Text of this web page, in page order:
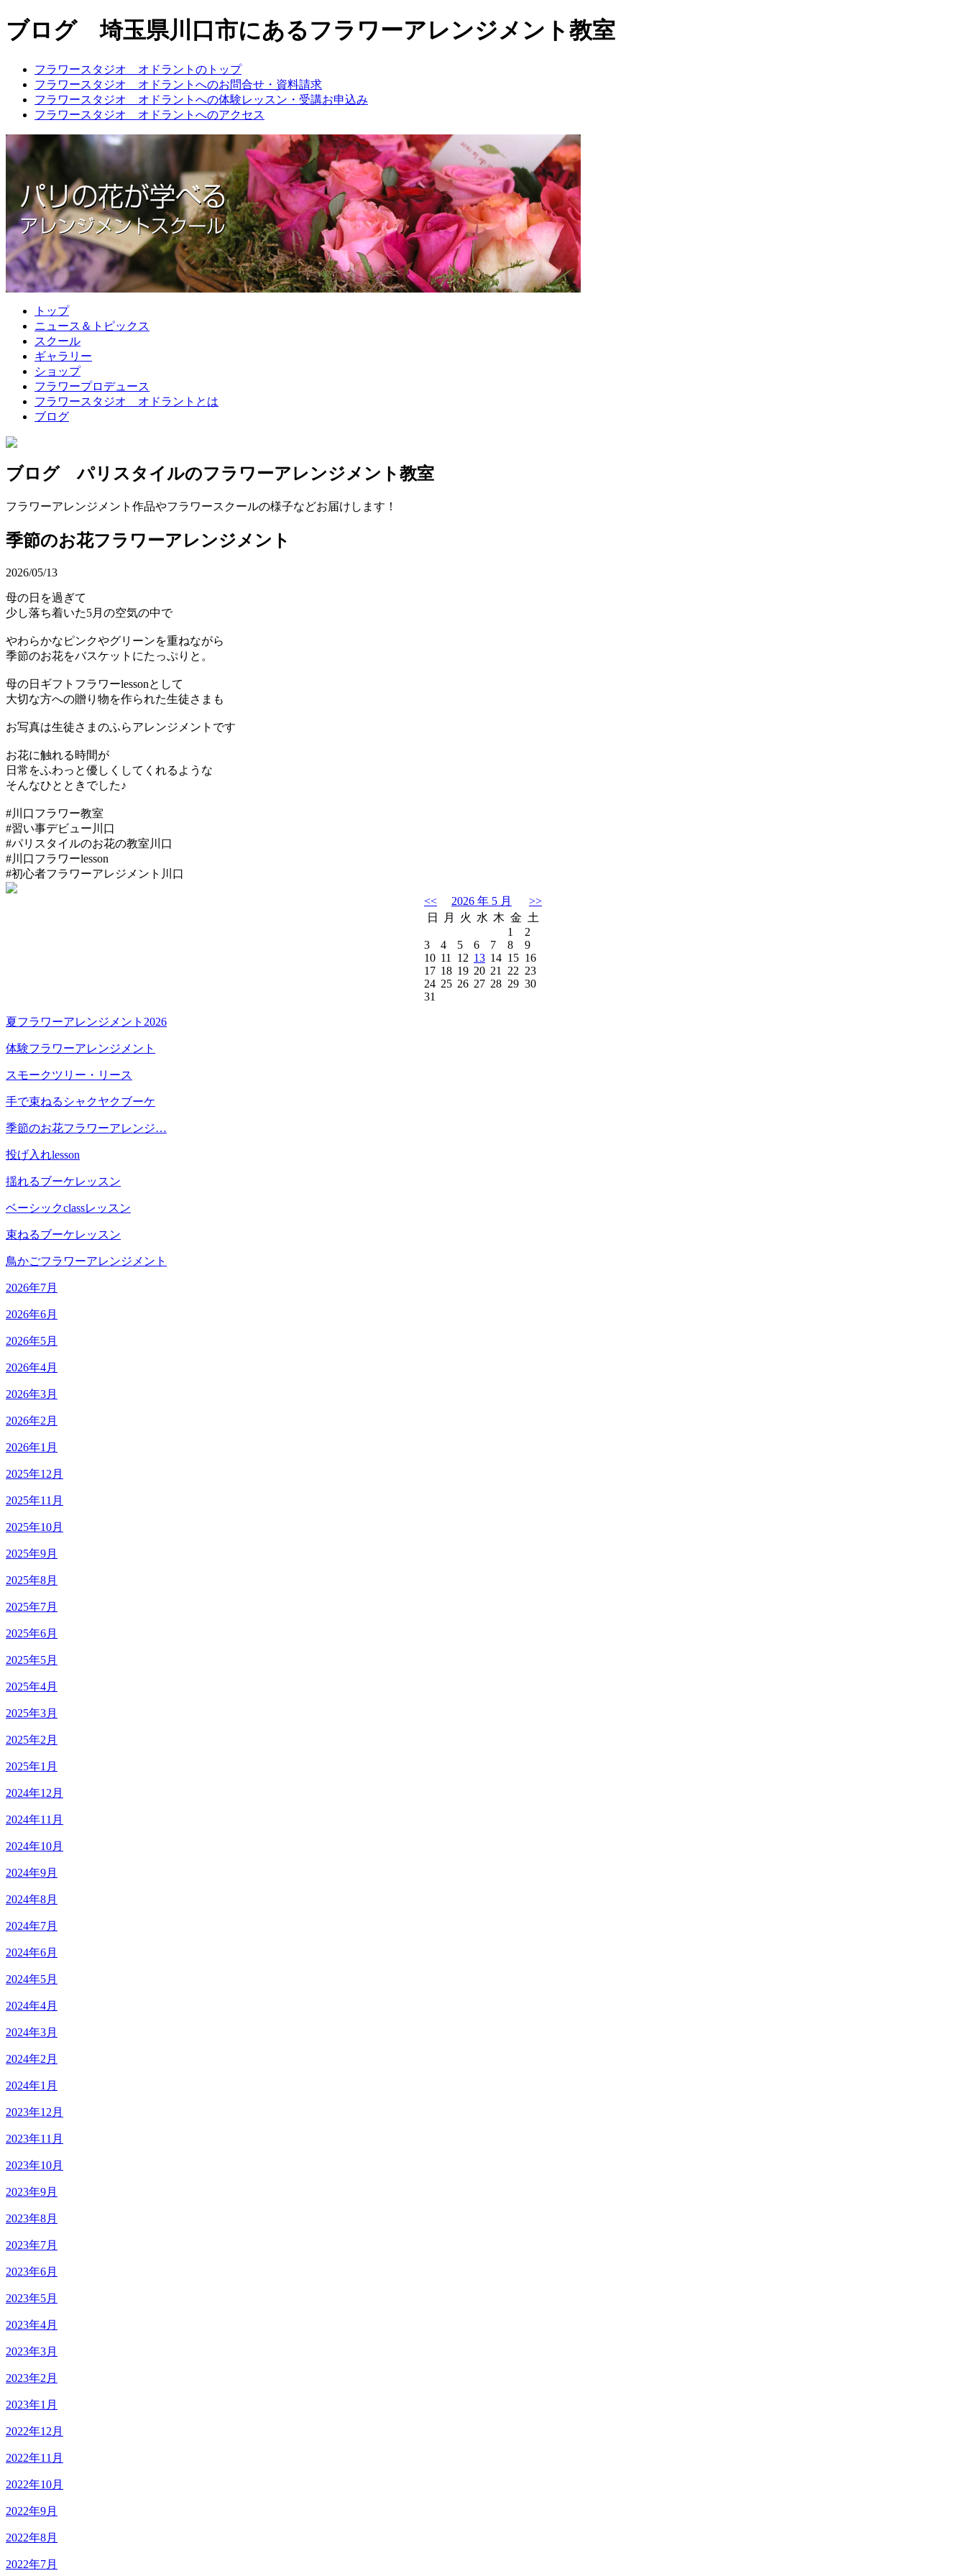
ブログ 埼玉県川口市にあるフラワーアレンジメント教室
フラワースタジオ オドラントのトップ
フラワースタジオ オドラントへのお問合せ・資料請求
フラワースタジオ オドラントへの体験レッスン・受講お申込み
フラワースタジオ オドラントへのアクセス
トップ
ニュース＆トピックス
スクール
ギャラリー
ショップ
フラワープロデュース
フラワースタジオ オドラントとは
ブログ
ブログ パリスタイルのフラワーアレンジメント教室
フラワーアレンジメント作品やフラワースクールの様子などお届けします！
季節のお花フラワーアレンジメント
2026/05/13
母の日を過ぎて
少し落ち着いた5月の空気の中で
やわらかなピンクやグリーンを重ねながら
季節のお花をバスケットにたっぷりと。
母の日ギフトフラワーlessonとして
大切な方への贈り物を作られた生徒さまも
お写真は生徒さまのふらアレンジメントです
お花に触れる時間が
日常をふわっと優しくしてくれるような
そんなひとときでした♪
#川口フラワー教室
#習い事デビュー川口
#パリスタイルのお花の教室川口
#川口フラワーlesson
#初心者フラワーアレジメント川口
<< 2026 年 5 月
>>
日
月 火 水 木 金 土
1
2
3
4 5 6 7 8
9
10 11 12 13 14 15 16
17 18 19 20 21 22 23
24 25 26 27 28 29 30
31
夏フラワーアレンジメント2026
体験フラワーアレンジメント
スモークツリー・リース
手で束ねるシャクヤクブーケ
季節のお花フラワーアレンジ…
投げ入れlesson
揺れるブーケレッスン
ベーシックclassレッスン
束ねるブーケレッスン
鳥かごフラワーアレンジメント
2026年7月
2026年6月
2026年5月
2026年4月
2026年3月
2026年2月
2026年1月
2025年12月
2025年11月
2025年10月
2025年9月
2025年8月
2025年7月
2025年6月
2025年5月
2025年4月
2025年3月
2025年2月
2025年1月
2024年12月
2024年11月
2024年10月
2024年9月
2024年8月
2024年7月
2024年6月
2024年5月
2024年4月
2024年3月
2024年2月
2024年1月
2023年12月
2023年11月
2023年10月
2023年9月
2023年8月
2023年7月
2023年6月
2023年5月
2023年4月
2023年3月
2023年2月
2023年1月
2022年12月
2022年11月
2022年10月
2022年9月
2022年8月
2022年7月